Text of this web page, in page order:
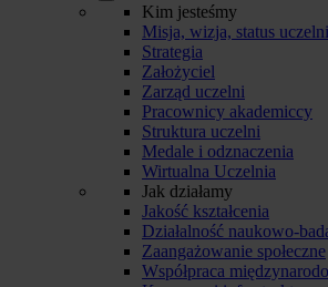
Kim jesteśmy
Misja, wizja, status uczelni
Strategia
Założyciel
Zarząd uczelni
Pracownicy akademiccy
Struktura uczelni
Medale i odznaczenia
Wirtualna Uczelnia
Jak działamy
Jakość kształcenia
Działalność naukowo-
Zaangażowanie społeczne
Współpraca